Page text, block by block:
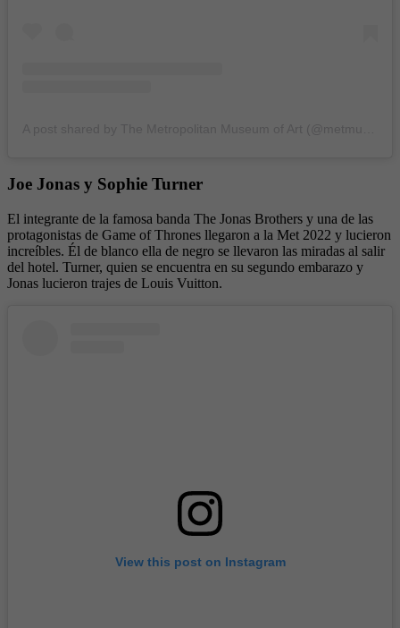
Joe Jonas y Sophie Turner
El integrante de la famosa banda The Jonas Brothers y una de las
protagonistas de Game of Thrones llegaron a la Met 2022 y lucieron
increíbles. Él de blanco ella de negro se llevaron las miradas al salir
del hotel. Turner, quien se encuentra en su segundo embarazo y
Jonas lucieron trajes de Louis Vuitton.
View this post on Instagram